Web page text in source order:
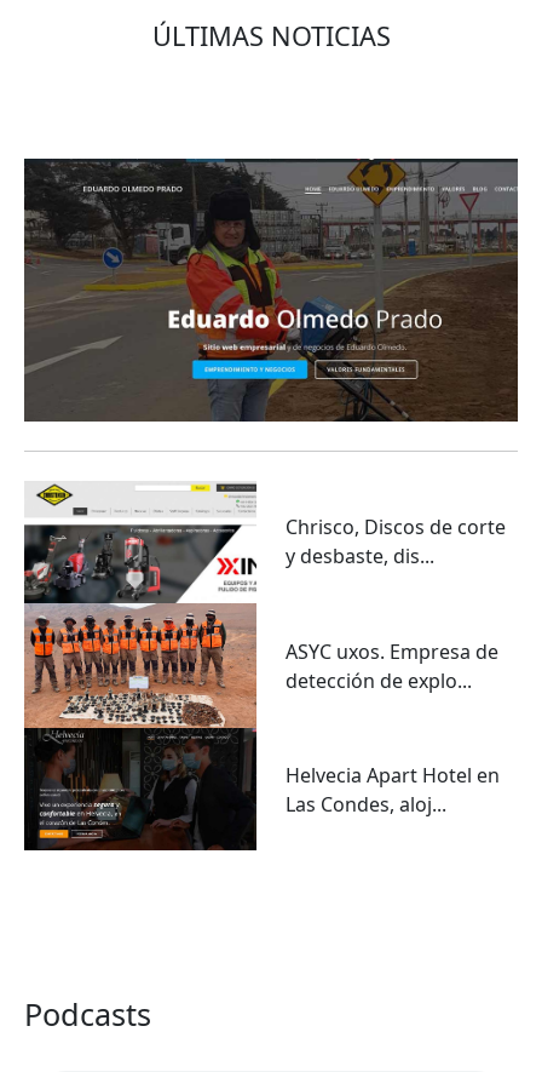
ÚLTIMAS NOTICIAS
Chrisco, Discos de corte
y desbaste, dis...
ASYC uxos. Empresa de
detección de explo...
Helvecia Apart Hotel en
Las Condes, aloj...
Podcasts